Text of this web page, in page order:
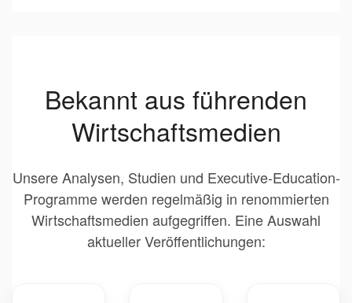
Bekannt aus führenden
Wirtschaftsmedien
Unsere Analysen, Studien und Executive-Education-
Programme werden regelmäßig in renommierten
Wirtschaftsmedien aufgegriffen. Eine Auswahl
aktueller Veröffentlichungen: